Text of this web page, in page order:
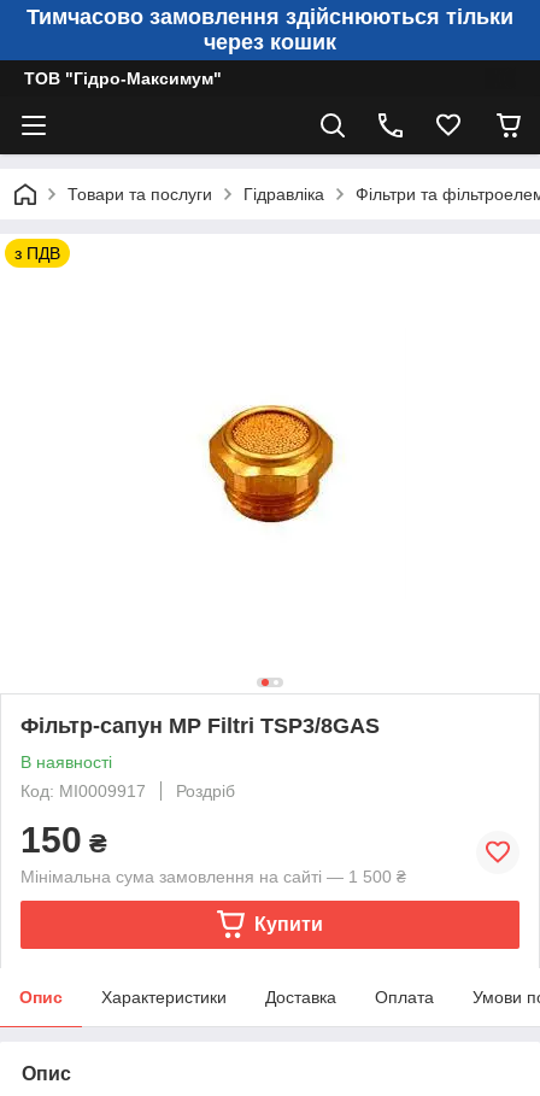
Тимчасово замовлення здійснюються тільки
через кошик
ТОВ "Гідро-Максимум"
Товари та послуги Гідравліка Фільтри та
з ПДВ
Фільтр-сапун MP Filtri TSP3/8GAS
В наявності
Код: MI0009917
Роздріб
150 ₴
Мінімальна сума замовлення на сайті — 1 500 ₴
Купити
Опис Характеристики Доставка Оплата Умови
Опис